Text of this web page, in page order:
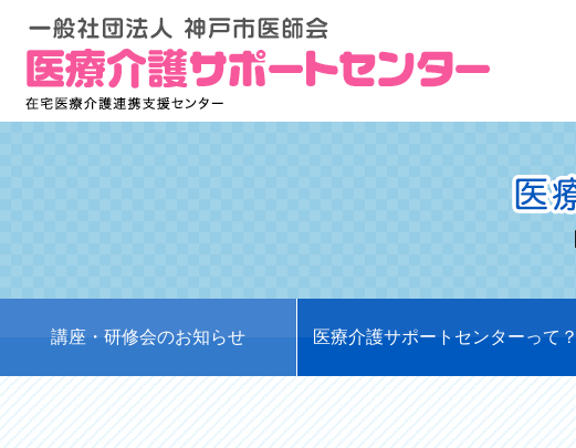
講座・研修会のお知らせ 医療介護サポートセンターって？